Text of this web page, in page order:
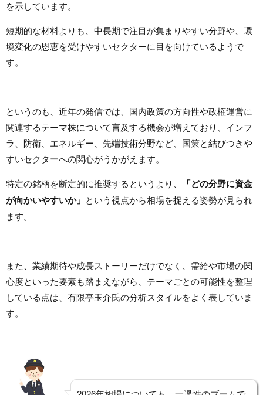
を示しています。
短期的な材料よりも、中長期で注目が集まりやすい分野や、環
境変化の恩恵を受けやすいセクターに目を向けているようで
す。
というのも、近年の発信では、国内政策の方向性や政権運営に
関連するテーマ株について言及する機会が増えており、インフ
ラ、防衛、エネルギー、先端技術分野など、国策と結びつきや
すいセクターへの関心がうかがえます。
特定の銘柄を断定的に推奨するというより、
「どの分野に資金
が向かいやすいか」 という視点から相場を捉える姿勢が見られ
ます。
また、業績期待や成長ストーリーだけでなく、需給や市場の関
心度といった要素も踏まえながら、テーマごとの可能性を整理
している点は、有限亭玉介氏の分析スタイルをよく表していま
す。